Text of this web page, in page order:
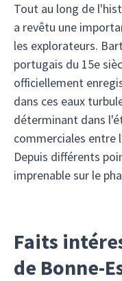
Tout au long de
a revêtu une
les explorateurs.
portugais du 15e
officiellement
dans ces eaux
déterminant dans
commerciales entre
Depuis différents
imprenable sur le
Faits
de Bonne-